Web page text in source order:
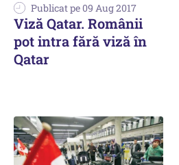
Publicat pe 09 Aug 2017
Viză Qatar. Românii
pot intra fără viză în
Qatar